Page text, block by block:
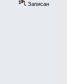
Записан